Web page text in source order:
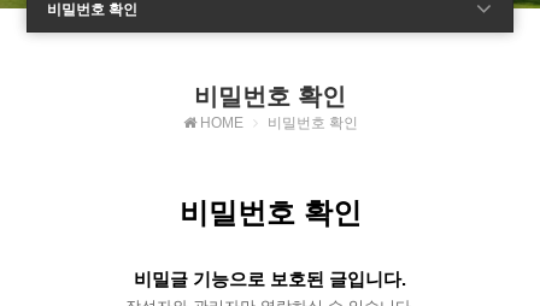
비밀번호 확인
비밀번호 확인
HOME 비밀번호 확인
비밀번호 확인
비밀글 기능으로 보호된 글입니다.